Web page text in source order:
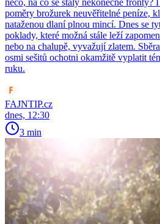
něco, na co se stály nekonečné fronty?
poměry brožurek neuvěřitelné peníze,
nataženou dlaní plnou mincí. Dnes se
poklady, které možná stále leží
nebo na chalupě, vyvažují zlatem.
osmi sešitů ochotni okamžitě vyplatit
ruku.
FAJNTIP.cz
dnes, 12:30
3 min